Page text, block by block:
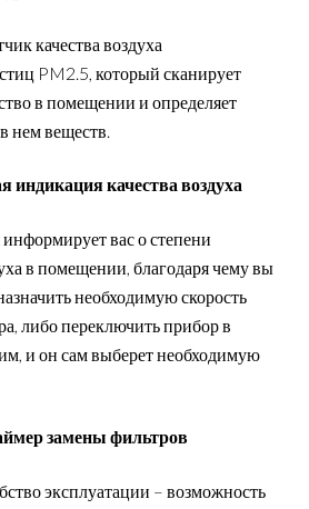
качества воздуха
PM2.5, который сканирует
в помещении и определяет
нем веществ.
индикация качества воздуха
вас о степени
в помещении, благодаря чему вы
необходимую скорость
либо переключить прибор в
и он сам выберет необходимую
замены фильтров
эксплуатации – возможность